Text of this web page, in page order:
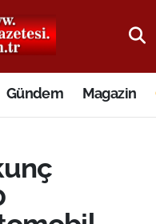
Gündem Magazin
Haritası
Fikstür